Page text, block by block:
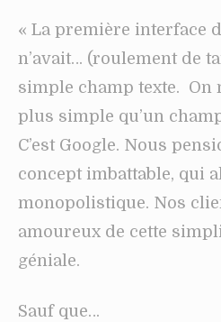
« La première interface
n’avait… (roulement de
simple champ texte. On
plus simple qu’un
C’est Google. Nous
concept imbattable, qui
monopolistique. Nos
amoureux de cette
géniale.
Sauf que…